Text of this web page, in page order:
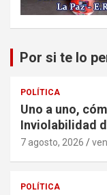
Por si te lo
POLÍTICA
Uno a uno,
Inviolabilidad
7 agosto, 2026
POLÍTICA